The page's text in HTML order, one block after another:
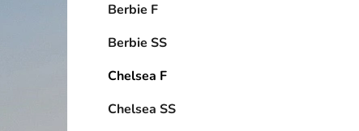
Berbie F
Berbie SS
Chelsea F
Chelsea SS